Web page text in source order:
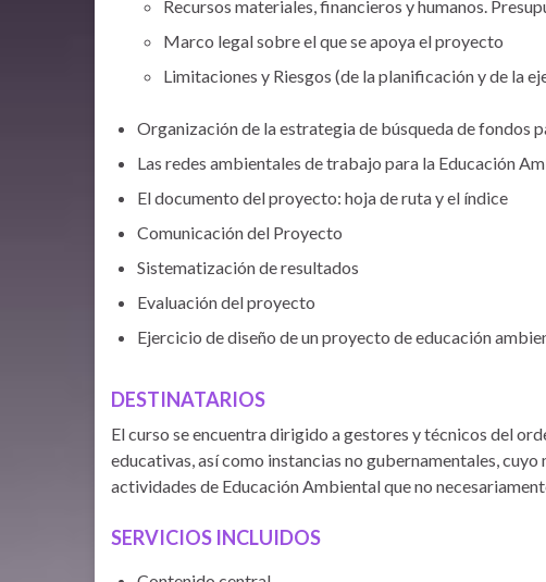
Recursos materiales, financieros y humanos.
Marco legal sobre el que se apoya el proyecto
Limitaciones y Riesgos (de la planificación y de la
Organización de la estrategia de búsqueda de fondos
Las redes ambientales de trabajo para la Educación
El documento del proyecto: hoja de ruta y el índice
Comunicación del Proyecto
Sistematización de resultados
Evaluación del proyecto
Ejercicio de diseño de un proyecto de educación
DESTINATARIOS
El curso se encuentra dirigido a gestores y técnicos del
educativas, así como instancias no gubernamentales,
actividades de Educación Ambiental que no
SERVICIOS INCLUIDOS